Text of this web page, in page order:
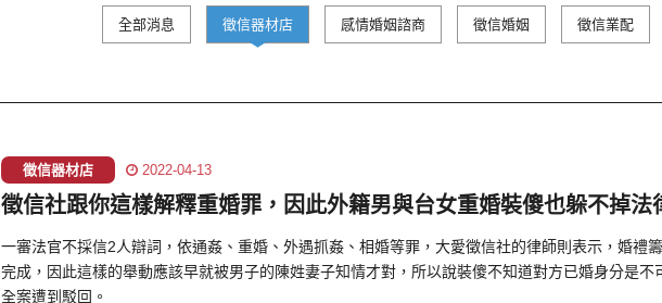
全部消息 徵信器材店 感情婚姻諮商 徵信婚姻 徵信業配
徵信器材店 2022-04-13
徵信社跟你這樣解釋重婚罪，因此外籍男與台女重婚裝傻也躲不掉法
一審法官不採信2人辯詞，依通姦、重婚、外遇抓姦、相婚等罪，大愛徵信社的律師則表示，婚禮
完成，因此這樣的舉動應該早就被男子的陳姓妻子知情才對，所以說裝傻不知道對方已婚身分是不
全案遭到駁回。